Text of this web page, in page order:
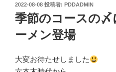
投
稿
日:
2022-08-08 投稿者: PDDADMIN
季節のコースの〆
ーメン登場
大変お待たせしました